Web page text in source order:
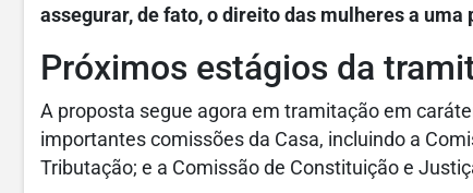
assegurar, de fato, o direito das mulheres a
Próximos estágios da
A proposta segue agora em tramitação em
importantes comissões da Casa, incluindo a
Tributação; e a Comissão de Constituição e